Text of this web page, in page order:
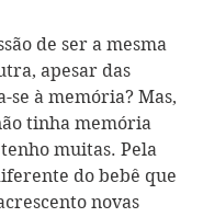
de ser a mesma
apesar das
se à memória? Mas,
tinha memória
muitas. Pela
do bebê que
novas